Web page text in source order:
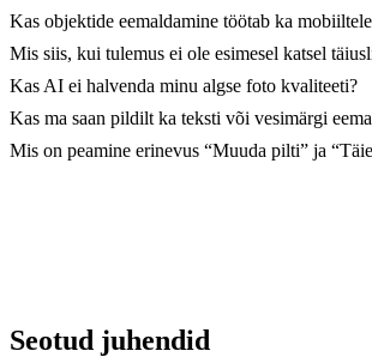
Kas objektide eemaldamine töötab ka
Mis siis, kui tulemus ei ole esimesel katsel
Kas AI ei halvenda minu algse foto kvaliteeti?
Kas ma saan pildilt ka teksti või vesimärgi
Mis on peamine erinevus “Muuda pilti” ja
Seotud juhendid